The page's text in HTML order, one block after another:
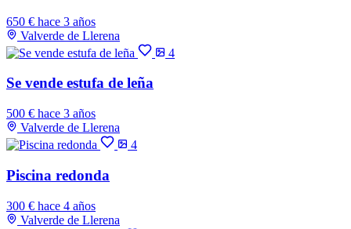
650 € hace 3 años
Valverde de Llerena
4
Se vende estufa de leña
500 € hace 3 años
Valverde de Llerena
4
Piscina redonda
300 € hace 4 años
Valverde de Llerena